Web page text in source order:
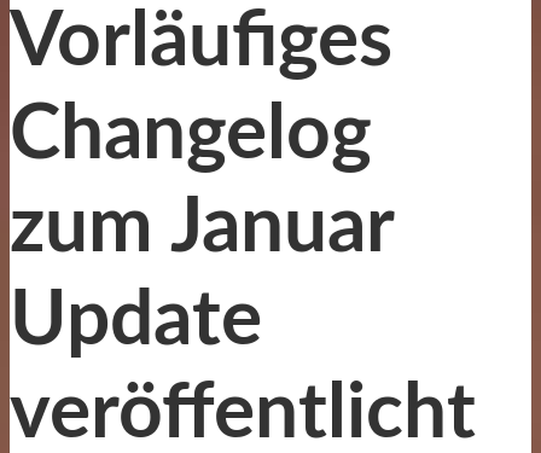
Vorläufiges
Changelog
zum Januar
Update
veröffentlicht